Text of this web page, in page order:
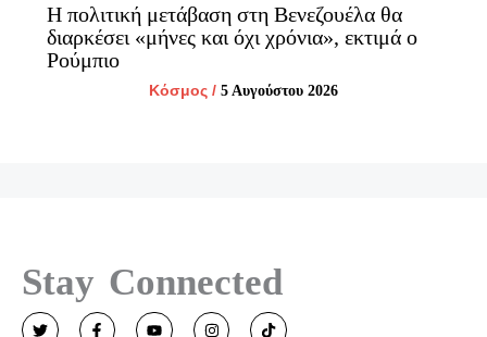
Η πολιτική μετάβαση στη Βενεζουέλα θα
διαρκέσει «μήνες και όχι χρόνια», εκτιμά ο
Ρούμπιο
Κόσμος / 5 Αυγούστου 2026
Stay Connected
T
w
F
a
Y
o
I
n
T
i